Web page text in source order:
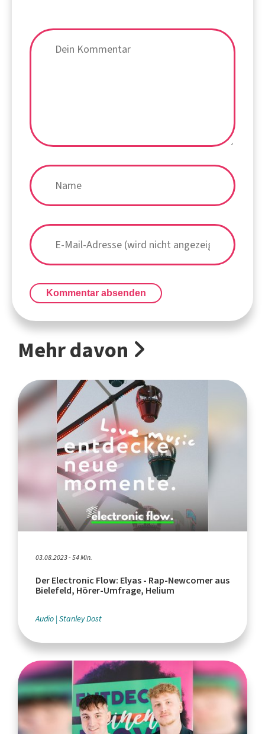
Kommentar absenden
Mehr davon
03.08.2023 - 54 Min.
Der Electronic Flow: Elyas - Rap-Newcomer aus
Bielefeld, Hörer-Umfrage, Helium
Audio Stanley Dost